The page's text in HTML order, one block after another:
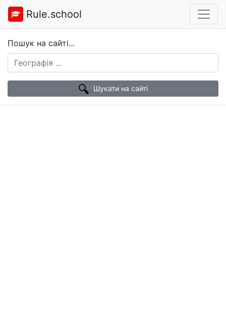
Rule.school
Пошук на сайті...
Шукати на сайті